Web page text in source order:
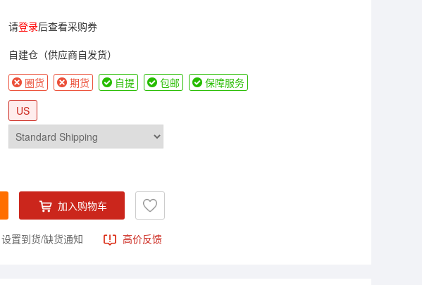
请登录后查看采购券
自建仓（供应商自发货）
圈货 期货 自提 包邮
保障服务
US
加入购物车
设置到货/缺货通知 高价反馈